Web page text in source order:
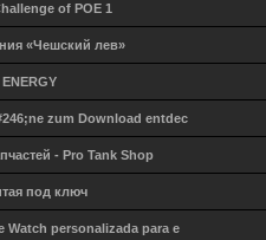
of POE 1
«Чешский лев»
zum Download entdec
- Pro Tank Shop
под ключ
Watch personalizada para e